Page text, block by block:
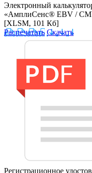
Электронный
«АмплиСенс® EBV /
[XLSM, 101 Кб]
Распечатать Скачать
Регистрационное